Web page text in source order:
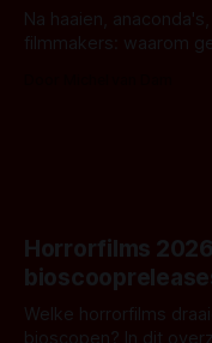
Na haaien,
filmmakers: waarom
Horrorfilms
Welke horrorfilms
bioscopen? In dit